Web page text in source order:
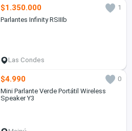
$1.350.000
1
Parlantes Infinity RSIIIb
Las Condes
$4.990
0
Mini Parlante Verde Portátil Wireless
Speaker Y3